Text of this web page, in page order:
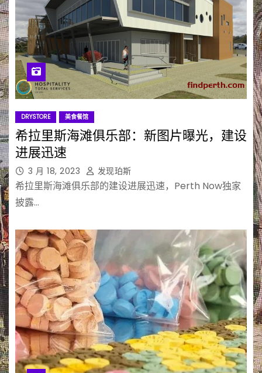
DRYSTORE 美食餐馆
希拉里斯海滩俱乐部：新图片曝光，建设
进展迅速
3 月 18, 2023 发现珀斯
希拉里斯海滩俱乐部的建设进展迅速，Perth Now独家
披露…